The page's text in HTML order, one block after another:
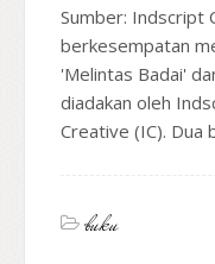
Sumber: Indscript
berkesempatan
'Melintas Badai'
diadakan oleh
Creative (IC). Dua
buku